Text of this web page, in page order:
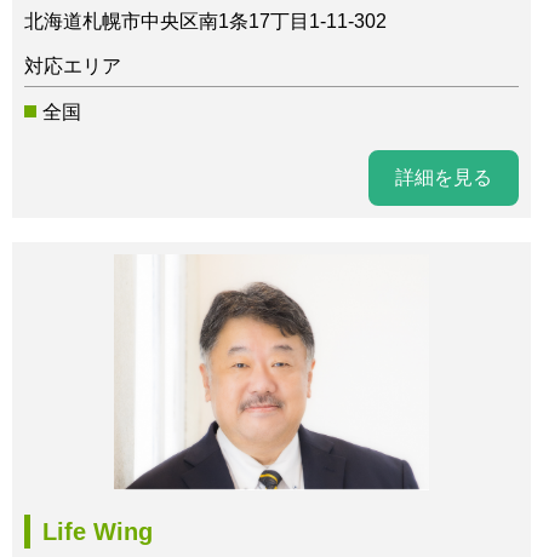
北海道札幌市中央区南1条17丁目1-11-302
対応エリア
全国
詳細を見る
Life Wing